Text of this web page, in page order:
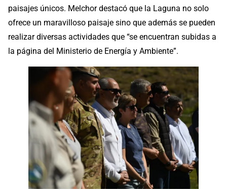
paisajes únicos. Melchor destacó que la Laguna no solo
ofrece un maravilloso paisaje sino que además se pueden
realizar diversas actividades que “se encuentran subidas a
la página del Ministerio de Energía y Ambiente”.